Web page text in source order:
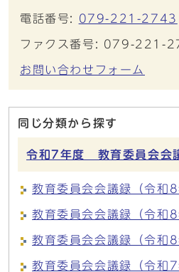
電話番号: 079-221-2743
ファクス番号: 079-221-
お問い合わせフォーム
同じ分類から探す
令和7年度 教育委員会会
教育委員会会議録（令和
教育委員会会議録（令和
教育委員会会議録（令和
教育委員会会議録（令和